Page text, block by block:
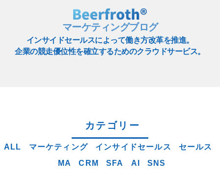
マーケティングブログ
インサイドセールスによって働き方改革を推進。
企業の競走優位性を確立するためのクラウドサービス。
カテゴリー
ALL マーケティング インサイドセールス
セールス
MA
CRM SFA AI SNS